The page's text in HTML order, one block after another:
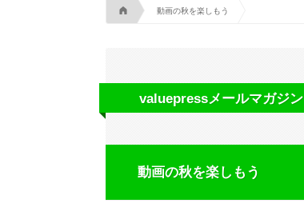
A 動画の秋を楽しもう
valuepressメールマガジン
動画の秋を楽しもう